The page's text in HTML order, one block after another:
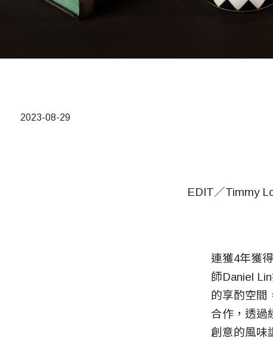
2023-08-29
EDIT／Timmy
連獲4年獲
師Daniel
的享酌空間
合作，透過
創意的風味